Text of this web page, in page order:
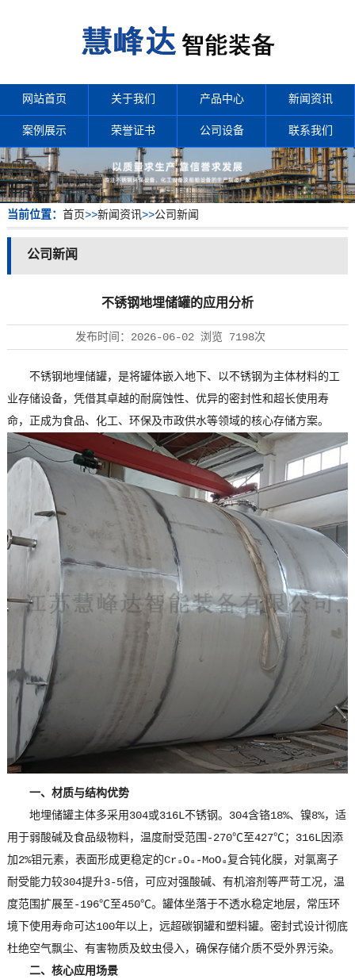
网站首页 关于我们 产品中心 新闻资讯
案例展示 荣誉证书 公司设备 联系我们
当前位置： 首页>>新闻资讯>>公司新闻
公司新闻
不锈钢地埋储罐的应用分析
发布时间： 2026-06-02浏览 7198次
不锈钢地埋储罐，是将罐体嵌入地下、以不锈钢为主体材料的工
业存储设备，凭借其卓越的耐腐蚀性、优异的密封性和超长使用寿
命，正成为食品、化工、环保及市政供水等领域的核心存储方案。
一、材质与结构优势
地埋储罐主体多采用304或316L不锈钢。304含铬18%、镍8%，适
用于弱酸碱及食品级物料，温度耐受范围-270℃至427℃；316L因添
加2%钼元素，表面形成更稳定的Cr₂O₃-MoO₃复合钝化膜，对氯离子
耐受能力较304提升3-5倍，可应对强酸碱、有机溶剂等严苛工况，温
度范围扩展至-196℃至450℃。罐体坐落于不透水稳定地层，常压环
境下使用寿命可达100年以上，远超碳钢罐和塑料罐。密封式设计彻底
杜绝空气飘尘、有害物质及蚊虫侵入，确保存储介质不受外界污染。
二、核心应用场景